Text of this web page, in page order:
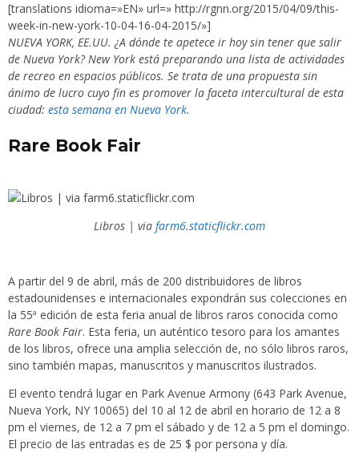
[translations idioma=»EN» url=» http://rgnn.org/2015/04/09/this-
week-in-new-york-10-04-16-04-2015/»]
NUEVA YORK, EE.UU. ¿A dónde te apetece ir hoy sin tener que salir
de Nueva York? New York está preparando una lista de actividades
de recreo en espacios públicos. Se trata de una propuesta sin
ánimo de lucro cuyo fin es promover la faceta intercultural de esta
ciudad: esta semana en Nueva York.
Rare Book Fair
Libros | via farm6.staticflickr.com
A partir del 9 de abril, más de 200 distribuidores de libros
estadounidenses e internacionales expondrán sus colecciones en
la 55ª edición de esta feria anual de libros raros conocida como
Rare Book Fair. Esta feria, un auténtico tesoro para los amantes
de los libros, ofrece una amplia selección de, no sólo libros raros,
sino también mapas, manuscritos y manuscritos ilustrados.
El evento tendrá lugar en Park Avenue Armony (643 Park Avenue,
Nueva York, NY 10065) del 10 al 12 de abril en horario de 12 a 8
pm el viernes, de 12 a 7 pm el sábado y de 12 a 5 pm el domingo.
El precio de las entradas es de 25 $ por persona y día.